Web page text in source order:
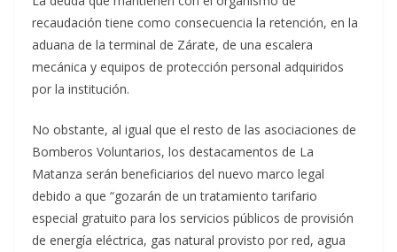
recaudación tiene como consecuencia la retención, en la
aduana de la terminal de Zárate, de una escalera
mecánica y equipos de protección personal adquiridos
por la institución.
No obstante, al igual que el resto de las asociaciones de
Bomberos Voluntarios, los destacamentos de La
Matanza serán beneficiarios del nuevo marco legal
debido a que “gozarán de un tratamiento tarifario
especial gratuito para los servicios públicos de provisión
de energía eléctrica, gas natural provisto por red, agua